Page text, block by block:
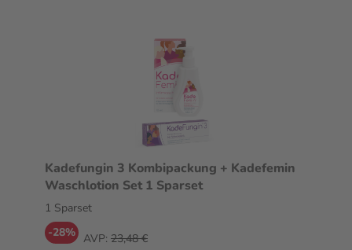
Kadefungin 3 Kombipackung + Kadefemin
Waschlotion Set 1 Sparset
1 Sparset
-28% AVP: 23,48 €